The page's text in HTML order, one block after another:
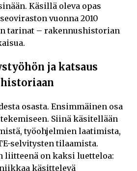
Käsillä oleva opas
vuonna 2010
tarinat – rakennushistorian
ja katsaus
osasta. Ensimmäinen osa
Siinä käsitellään
työohjelmien laatimista,
selvitysten tilaamista.
liitteenä on kaksi luetteloa:
käsittelevä